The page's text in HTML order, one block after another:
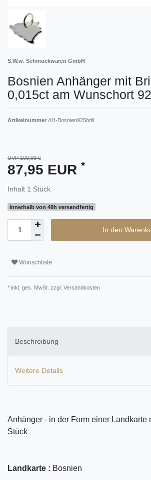
S.W.w. Schmuckwaren GmbH
Bosnien Anhänger mit
0,015ct am Wunschort
Artikelnummer AH-Bosnien925brill
UVP 109,99 €
87,95 EUR *
Inhalt 1 Stück
Innerhalb von 48h versandfertig
In den
Wunschliste
* inkl. ges. MwSt. zzgl. Versandkosten
Beschreibung
Weitere Details
Anhänger - in der Form einer Landkarte
Stück
Landkarte : Bosnien